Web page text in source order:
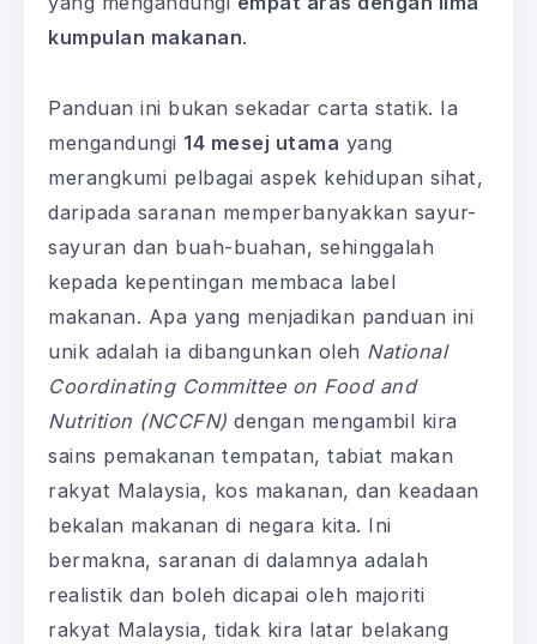
kumpulan makanan.
Panduan ini bukan sekadar carta statik. Ia
mengandungi 14 mesej utama yang
merangkumi pelbagai aspek kehidupan sihat,
daripada saranan memperbanyakkan sayur-
sayuran dan buah-buahan, sehinggalah
kepada kepentingan membaca label
makanan. Apa yang menjadikan panduan ini
unik adalah ia dibangunkan oleh National
Coordinating Committee on Food and
Nutrition (NCCFN) dengan mengambil kira
sains pemakanan tempatan, tabiat makan
rakyat Malaysia, kos makanan, dan keadaan
bekalan makanan di negara kita. Ini
bermakna, saranan di dalamnya adalah
realistik dan boleh dicapai oleh majoriti
rakyat Malaysia, tidak kira latar belakang